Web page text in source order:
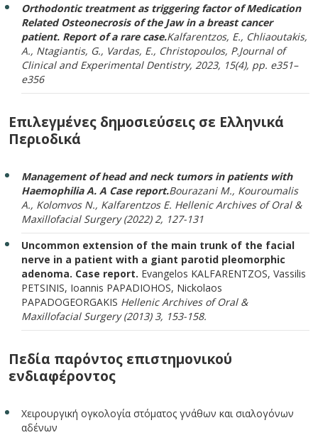
Orthodontic treatment as triggering factor of Medication
Related Osteonecrosis of the Jaw in a breast cancer
patient. Report of a rare case.Kalfarentzos, E., Chliaoutakis,
A., Ntagiantis, G., Vardas, E., Christopoulos, P.Journal of
Clinical and Experimental Dentistry, 2023, 15(4), pp. e351–
e356
Επιλεγμένες δημοσιεύσεις σε Ελληνικά
Περιοδικά
Management of head and neck tumors in patients with
Haemophilia A. A Case report.Bourazani M., Kouroumalis
A., Kolomvos N., Kalfarentzos E. Hellenic Archives of Oral &
Maxillofacial Surgery (2022) 2, 127-131
Uncommon extension of the main trunk of the facial
nerve in a patient with a giant parotid pleomorphic
adenoma. Case report. Evangelos KALFARENTZOS, Vassilis
PETSINIS, Ioannis PAPADIOHOS, Nickolaos
PAPADOGEORGAKIS Hellenic Archives of Oral &
Maxillofacial Surgery (2013) 3, 153-158.
Πεδία παρόντος επιστημονικού
ενδιαφέροντος
Χειρουργική ογκολογία στόματος γνάθων και σιαλογόνων
αδένων